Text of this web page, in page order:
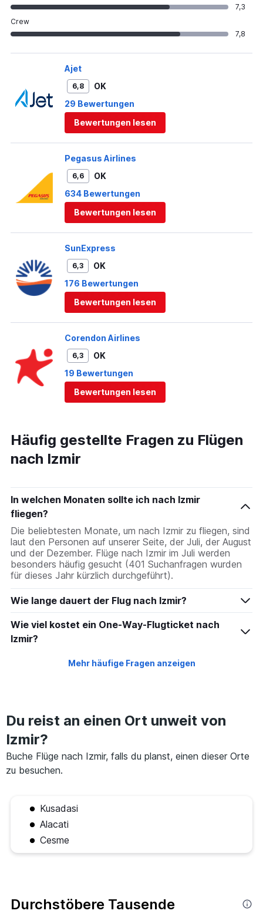
7,3
Crew
7,8
Ajet
6,8
OK
29 Bewertungen
Bewertungen lesen
Pegasus Airlines
6,6
OK
634 Bewertungen
Bewertungen lesen
SunExpress
6,3
OK
176 Bewertungen
Bewertungen lesen
Corendon Airlines
6,3
OK
19 Bewertungen
Bewertungen lesen
Häufig gestellte Fragen zu Flügen
nach Izmir
In welchen Monaten sollte ich nach Izmir
fliegen?
Die beliebtesten Monate, um nach Izmir zu fliegen, sind
laut den Personen auf unserer Seite, der Juli, der August
und der Dezember. Flüge nach Izmir im Juli werden
besonders häufig gesucht (401 Suchanfragen wurden
für dieses Jahr kürzlich durchgeführt).
Wie lange dauert der Flug nach Izmir?
Wie viel kostet ein One-Way-Flugticket nach
Izmir?
Mehr häufige Fragen anzeigen
Du reist an einen Ort unweit von
Izmir?
Buche Flüge nach Izmir, falls du planst, einen dieser Orte
zu besuchen.
Kusadasi
Alacati
Cesme
Durchstöbere Tausende